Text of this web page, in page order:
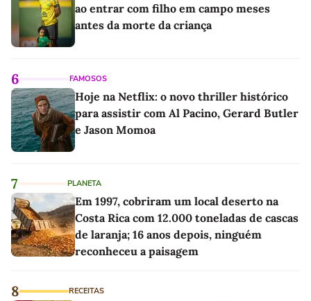
ao entrar com filho em campo meses
antes da morte da criança
6 FAMOSOS
Hoje na Netflix: o novo thriller histórico
para assistir com Al Pacino, Gerard Butler
e Jason Momoa
7 PLANETA
Em 1997, cobriram um local deserto na
Costa Rica com 12.000 toneladas de cascas
de laranja; 16 anos depois, ninguém
reconheceu a paisagem
8 RECEITAS